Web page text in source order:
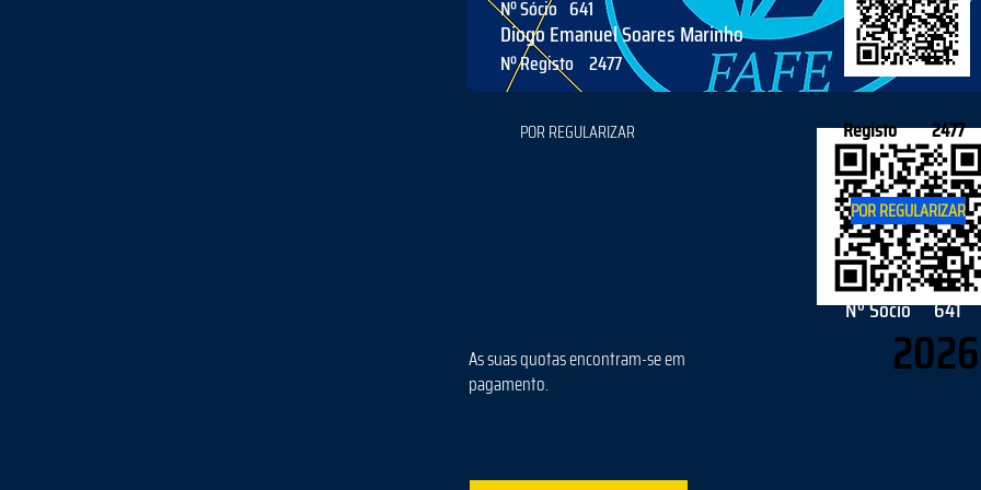
Diogo Emanuel Soares Marinho
641
Nº Sócio
Nº Registo 2477
POR REGULARIZAR
As suas quotas encontram-se em
pagamento.
2026
641
Nº Sócio
Registo 2477
POR REGULARIZAR